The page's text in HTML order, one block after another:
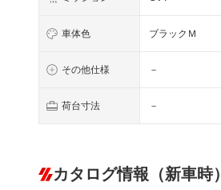
車体色 ブラックＭ
その他仕様 －
荷台寸法 －
カタログ情報（新車時）